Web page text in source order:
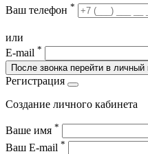
Ваш телефон *
или
E-mail *
После звонка перейти в личный
Регистрация
Создание личного кабинета
Ваше имя *
Ваш E-mail *